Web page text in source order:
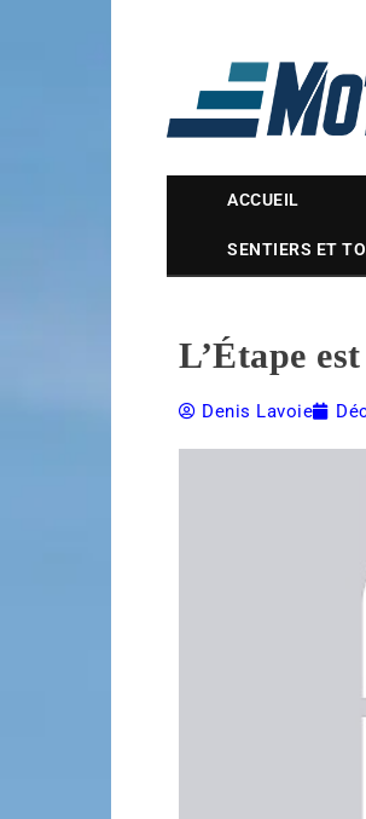
Magazine
ACCUEIL
SENTIERS ET
L’Étape
Denis Lavoie